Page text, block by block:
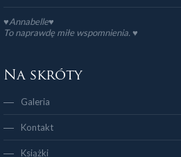
♥Annabelle♥
To naprawdę miłe wspomnienia. ♥️
Na skróty
Galeria
Kontakt
Książki